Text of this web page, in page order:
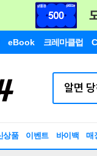
eBook 크레마클럽
상품 이벤트 바이백 매